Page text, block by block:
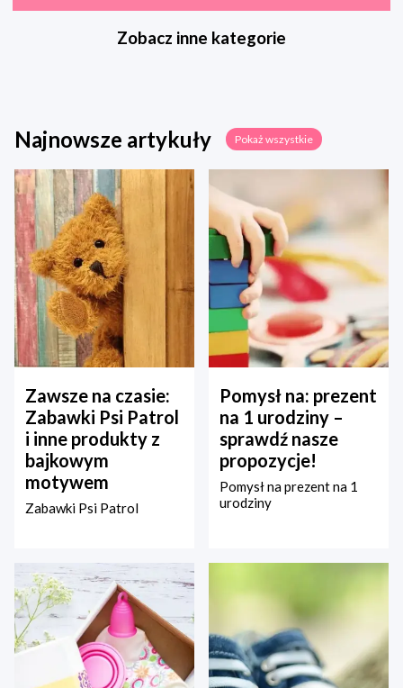
Zobacz inne kategorie
Najnowsze artykuły Pokaż wszystkie
Zawsze na czasie:
Zabawki Psi Patrol
i inne produkty z
bajkowym
motywem
Zabawki Psi Patrol
Pomysł na: prezent
na 1 urodziny –
sprawdź nasze
propozycje!
Pomysł na prezent na 1
urodziny